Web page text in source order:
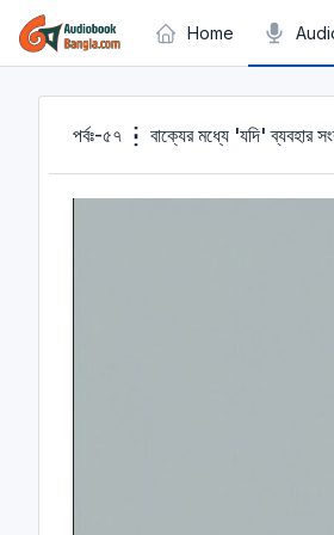
Cookies management panel
Home
পর্বঃ-৫৭ ┇ বাক্যের মধ্যে 'যদি'